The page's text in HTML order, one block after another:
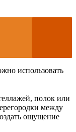
использовать
полок или
между
ощущение